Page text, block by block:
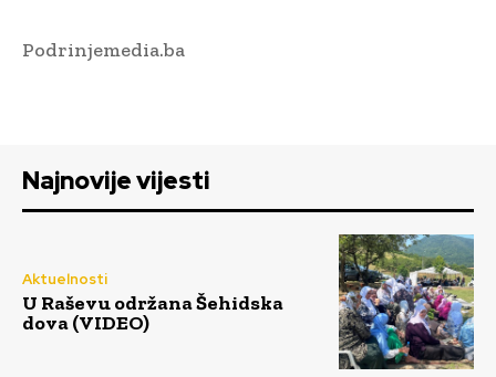
Podrinjemedia.ba
Najnovije vijesti
Aktuelnosti
U Raševu održana Šehidska
dova (VIDEO)